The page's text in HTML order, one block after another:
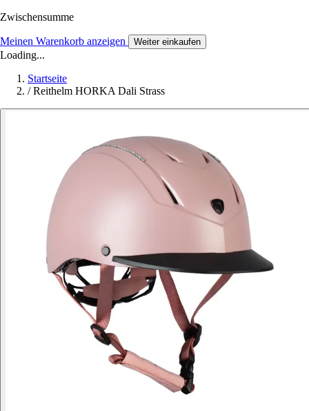
Zwischensumme
Meinen Warenkorb anzeigen Weiter einkaufen
Loading...
Startseite
/ Reithelm HORKA Dali Strass